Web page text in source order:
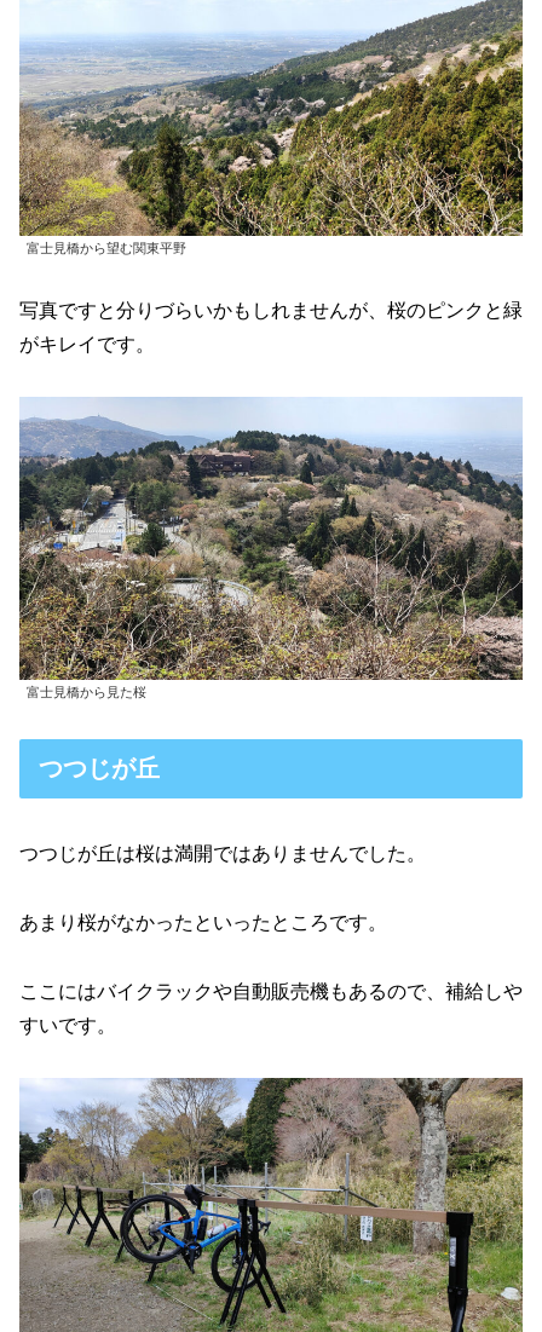
富士見橋から望む関東平野
写真ですと分りづらいかもしれませんが、桜のピンクと緑
がキレイです。
富士見橋から見た桜
つつじが丘
つつじが丘は桜は満開ではありませんでした。
あまり桜がなかったといったところです。
ここにはバイクラックや自動販売機もあるので、補給しや
すいです。